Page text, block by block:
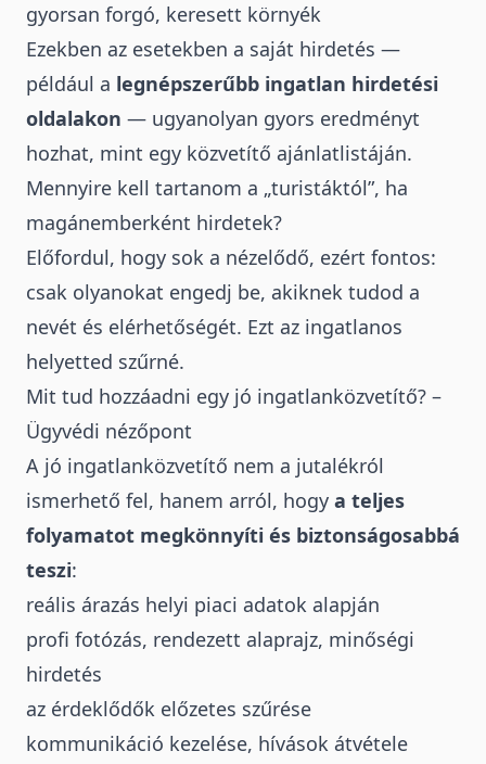
gyorsan forgó, keresett környék
Ezekben az esetekben a saját hirdetés —
például a legnépszerűbb ingatlan hirdetési
oldalakon — ugyanolyan gyors eredményt
hozhat, mint egy közvetítő ajánlatlistáján.
Mennyire kell tartanom a „turistáktól”, ha
magánemberként hirdetek?
Előfordul, hogy sok a nézelődő, ezért fontos:
csak olyanokat engedj be, akiknek tudod a
nevét és elérhetőségét. Ezt az ingatlanos
helyetted szűrné.
Mit tud hozzáadni egy jó ingatlanközvetítő? –
Ügyvédi nézőpont
A jó ingatlanközvetítő nem a jutalékról
ismerhető fel, hanem arról, hogy a teljes
folyamatot megkönnyíti és biztonságosabbá
teszi:
reális árazás helyi piaci adatok alapján
profi fotózás, rendezett alaprajz, minőségi
hirdetés
az érdeklődők előzetes szűrése
kommunikáció kezelése, hívások átvétele